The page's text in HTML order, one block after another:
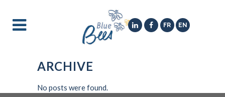
FR EN
ARCHIVE
No posts were found.